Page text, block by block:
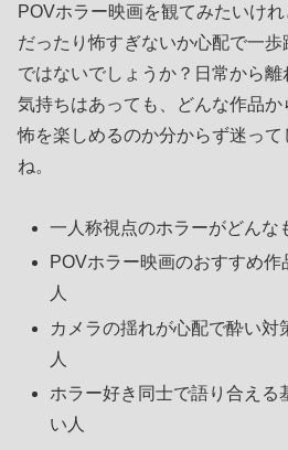
POVホラー映画を観てみたいけ
だったり怖すぎないか心配で一
ではないでしょうか？日常から
気持ちはあっても、どんな作品
怖を楽しめるのか分からず迷っ
ね。
一人称視点のホラーがどんな
POVホラー映画のおすすめ
人
カメラの揺れが心配で酔い対
人
ホラー好き同士で語り合える
い人